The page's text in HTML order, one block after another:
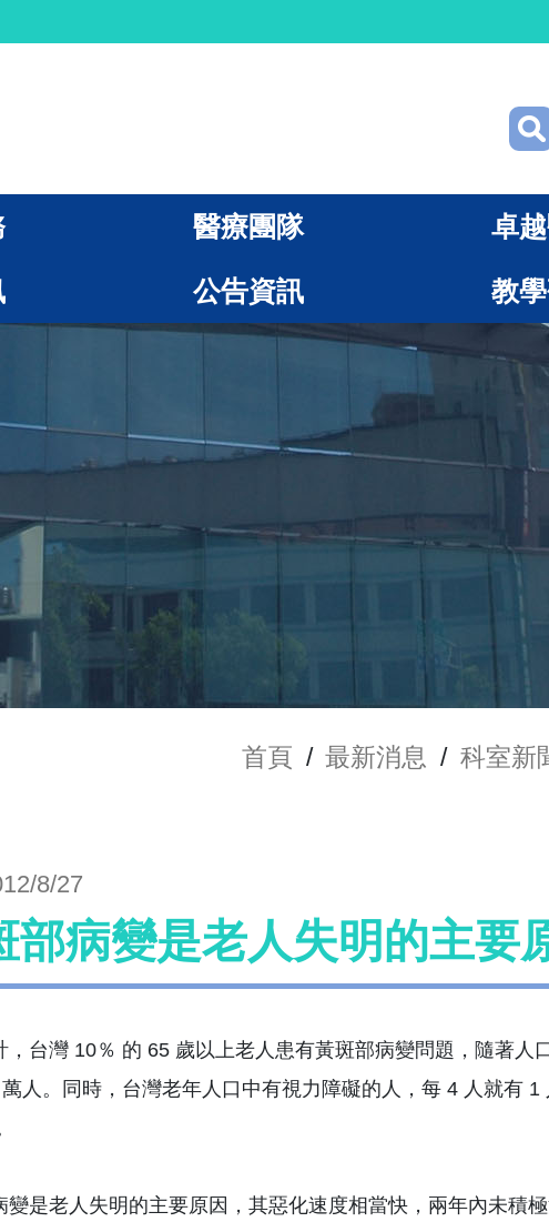
醫療團隊 卓
公告資訊 教
首頁 / 最新消息 / 科室新
8/27
部病變是老人失明的主要
，台灣 10％ 的 65 歲以上老人患有黃斑部病變問題，隨著人
人。同時，台灣老年人口中有視力障礙的人，每 4 人就有
變是老人失明的主要原因，其惡化速度相當快，兩年內未積